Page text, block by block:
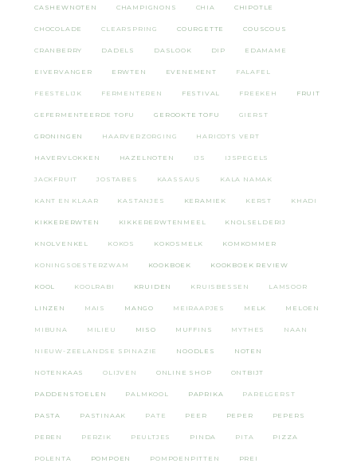
CASHEWNOTEN CHAMPIGNONS CHIA CHIPOTLE
CHOCOLADE CLEARSPRING COURGETTE COUSCOUS
CRANBERRY DADELS DASLOOK DIP EDAMAME
EIVERVANGER ERWTEN EVENEMENT FALAFEL
FEESTELIJK FERMENTEREN FESTIVAL FREEKEH FRUIT
GEFERMENTEERDE TOFU GEROOKTE TOFU GIERST
GRONINGEN HAARVERZORGING HARICOTS VERT
HAVERVLOKKEN HAZELNOTEN IJS IJSPEGELS
JACKFRUIT JOSTABES KAASSAUS KALA NAMAK
KANT EN KLAAR KASTANJES KERAMIEK KERST KHADI
KIKKERERWTEN KIKKERERWTENMEEL KNOLSELDERIJ
KNOLVENKEL KOKOS KOKOSMELK KOMKOMMER
KONINGSOESTERZWAM KOOKBOEK KOOKBOEK REVIEW
KOOL KOOLRABI KRUIDEN KRUISBESSEN LAMSOOR
LINZEN MAIS MANGO MEIRAAPJES MELK MELOEN
MIBUNA MILIEU MISO MUFFINS MYTHES NAAN
NIEUW-ZEELANDSE SPINAZIE NOODLES NOTEN
NOTENKAAS OLIJVEN ONLINE SHOP ONTBIJT
PADDENSTOELEN PALMKOOL PAPRIKA PARELGERST
PASTA PASTINAAK PATE PEER PEPER PEPERS
PEREN PERZIK PEULTJES PINDA PITA PIZZA
POLENTA POMPOEN POMPOENPITTEN PREI